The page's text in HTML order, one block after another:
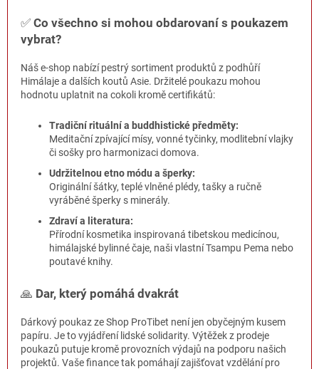
ý
p
u
✅ Co všechno si mohou obdarovaní s poukazem
vybrat?
Náš e-shop nabízí pestrý sortiment produktů z podhůří
Himálaje a dalších koutů Asie. Držitelé poukazu mohou
hodnotu uplatnit na cokoli kromě certifikátů:
Tradiční rituální a buddhistické předměty:
Meditační zpívající mísy, vonné tyčinky, modlitební vlajky
či sošky pro harmonizaci domova.
Udržitelnou etno módu a šperky:
Originální šátky, teplé vlněné plédy, tašky a ručně
vyráběné šperky s minerály.
Zdraví a literatura:
Přírodní kosmetika inspirovaná tibetskou medicínou,
himálajské bylinné čaje, naši vlastní Tsampu Pema nebo
poutavé knihy.
🙏 Dar, který pomáhá dvakrát
Dárkový poukaz ze Shop ProTibet není jen obyčejným kusem
papíru. Je to vyjádření lidské solidarity. Výtěžek z prodeje
poukazů putuje kromě provozních výdajů na podporu našich
projektů. Vaše finance tak pomáhají zajišťovat vzdělání pro